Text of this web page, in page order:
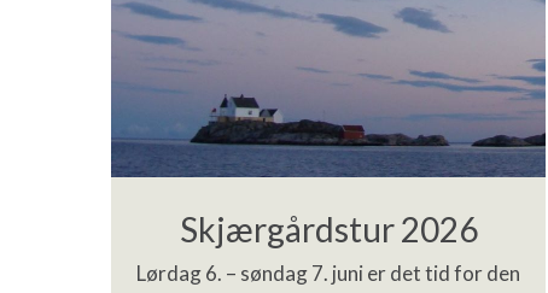
Skjærgårdstur 2026
Lørdag 6. – søndag 7. juni er det tid for den